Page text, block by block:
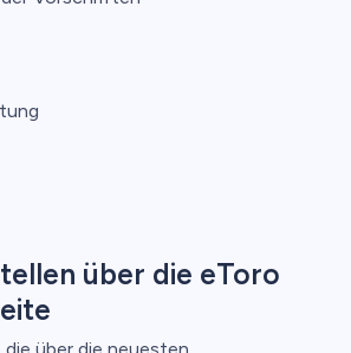
über die eToro